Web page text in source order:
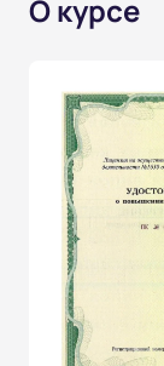
О курсе